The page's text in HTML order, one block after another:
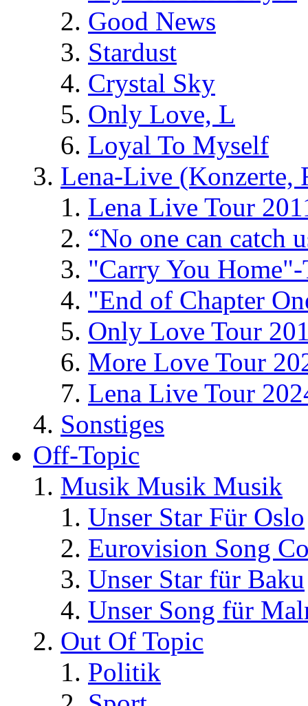
Good News
Stardust
Crystal Sky
Only Love, L
Loyal To Myself
Lena-Live (Konzerte,
Lena Live Tour
“No one can catch
"Carry You
"End of Chapter
Only Love Tour
More Love Tour
Lena Live Tour
Sonstiges
Off-Topic
Musik Musik Musik
Unser Star Für Oslo
Eurovision Song
Unser Star für Baku
Unser Song für
Out Of Topic
Politik